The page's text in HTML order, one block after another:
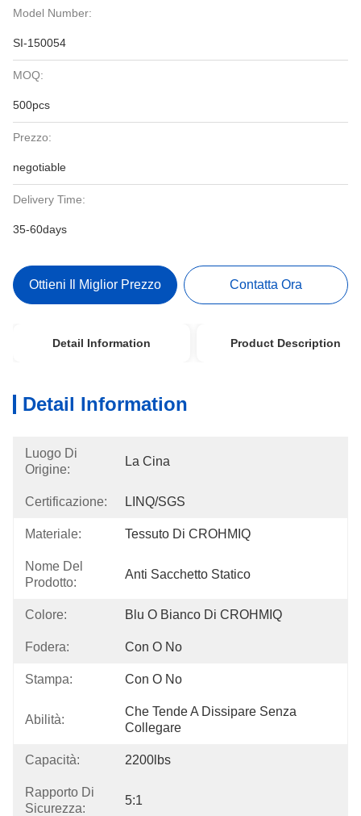
Model Number:
SI-150054
MOQ:
500pcs
Prezzo:
negotiable
Delivery Time:
35-60days
Ottieni Il Miglior Prezzo Contatta Ora
Detail Information Product Description
Detail Information
Luogo Di
Origine:
La Cina
Certificazione: LINQ/SGS
Materiale: Tessuto Di CROHMIQ
Nome Del
Prodotto:
Anti Sacchetto Statico
Colore: Blu O Bianco Di CROHMIQ
Fodera: Con O No
Stampa: Con O No
Abilità:
Che Tende A Dissipare Senza
Collegare
Capacità: 2200lbs
Rapporto Di
Sicurezza:
5:1